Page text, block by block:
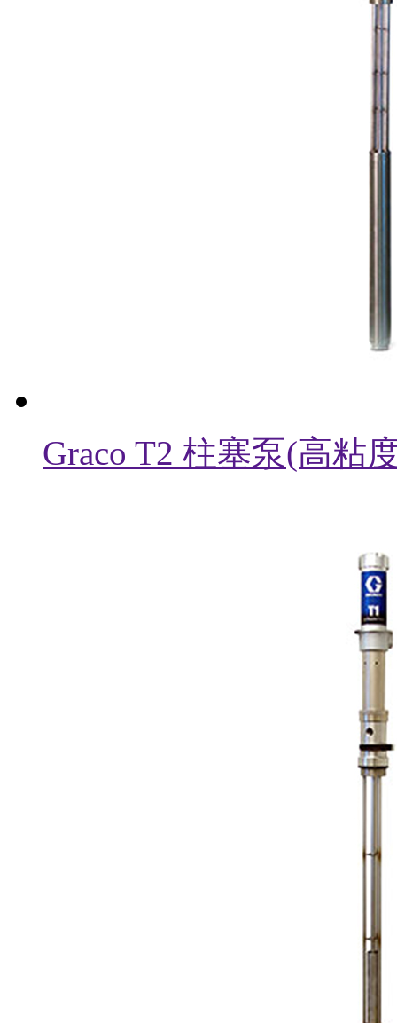
Graco T2 柱塞泵(高粘